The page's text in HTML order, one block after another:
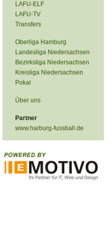
LAFU-ELF
LAFU-TV
Transfers
Oberliga Hamburg
Landesliga Niedersachsen
Bezirksliga Niedersachsen
Kreisliga Niedersachsen
Pokal
Über uns
Partner
www.harburg-fussball.de